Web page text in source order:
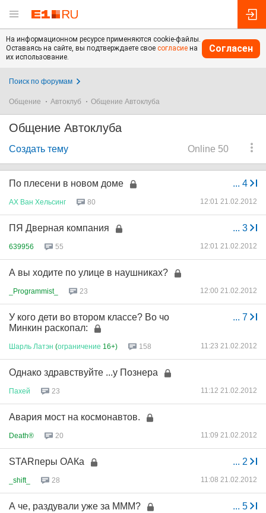
На информационном ресурсе применяются cookie-файлы.
Оставаясь на сайте, вы подтверждаете свое согласие на
их использование.
Согласен
Поиск по форумам
Общение Автоклуб Общение Автоклуба
Общение Автоклуба
Online 50
Создать тему
... 4
По плесени в новом доме
АХ Ван Хельсинг 80 12:01 21.02.2012
... 3
ПЯ Дверная компания
639956 55 12:01 21.02.2012
А вы ходите по улице в наушниках?
_Programmist_ 23 12:00 21.02.2012
... 7
У кого дети во втором классе? Во чо
Минкин раскопал:
Шарль Латэн (ограничение 16+) 158 11:23 21.02.2012
Однако здравствуйте ...у Познера
Пахей 23 11:12 21.02.2012
Авария мост на космонавтов.
Death® 20 11:09 21.02.2012
... 2
STARперы ОАКа
_shift_ 28 11:08 21.02.2012
... 5
А че, раздували уже за МММ?